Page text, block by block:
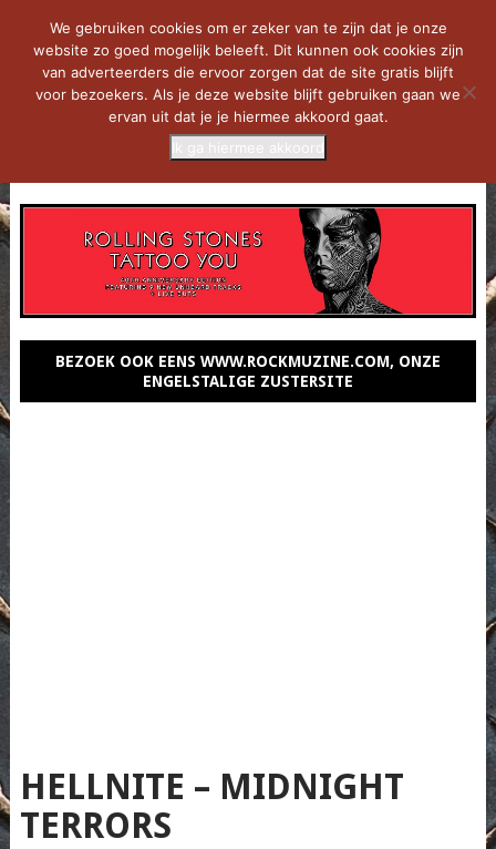
BEZOEK OOK EENS WWW.ROCKMUZINE.COM, ONZE
ENGELSTALIGE ZUSTERSITE
HELLNITE – MIDNIGHT
TERRORS
We gebruiken cookies om er zeker van te zijn dat je onze
website zo goed mogelijk beleeft. Dit kunnen ook cookies zijn
van adverteerders die ervoor zorgen dat de site gratis blijft
voor bezoekers. Als je deze website blijft gebruiken gaan we
ervan uit dat je je hiermee akkoord gaat.
Ik ga hiermee akkoord